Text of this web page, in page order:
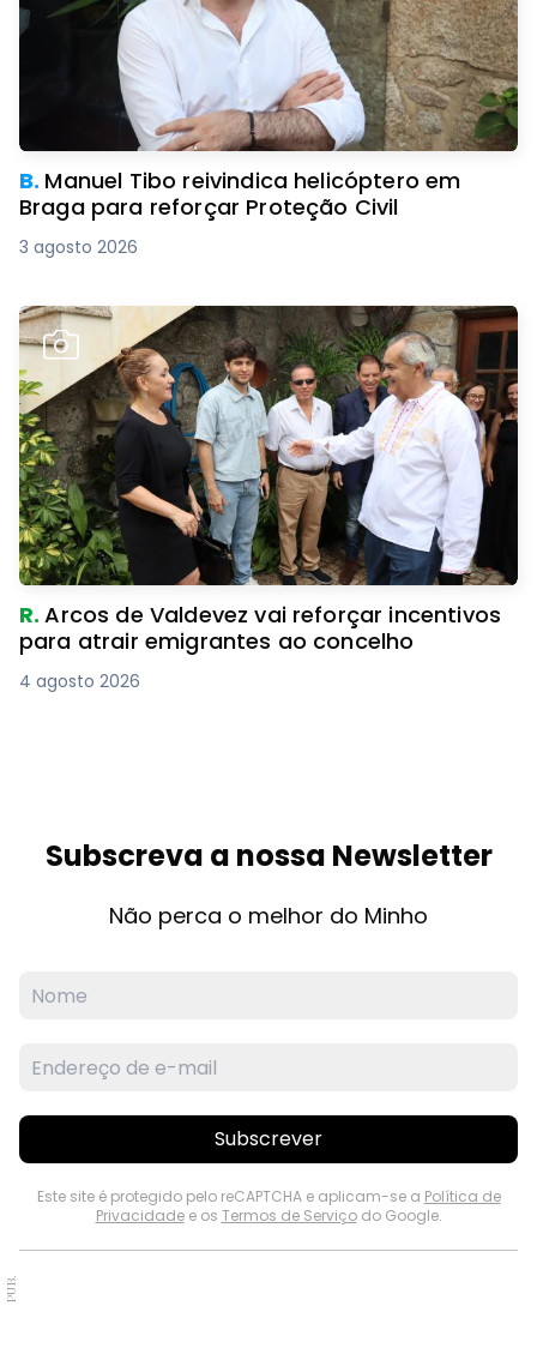
B. Manuel Tibo reivindica helicóptero em
Braga para reforçar Proteção Civil
3 agosto 2026
R.Arcos de Valdevez vai reforçar incentivos
para atrair emigrantes ao concelho
4 agosto 2026
Subscreva a nossa Newsletter
Não perca o melhor do Minho
Subscrever
Este site é protegido pelo reCAPTCHA e aplicam-se a Política de
Privacidadee os Termos de Serviçodo Google.
PUB.